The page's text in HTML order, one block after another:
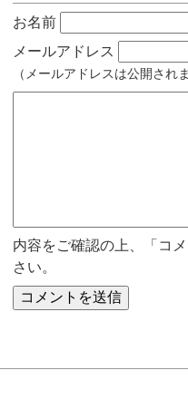
お名前
メールアドレス
（メールアドレスは公開され
内容をご確認の上、「コ
さい。